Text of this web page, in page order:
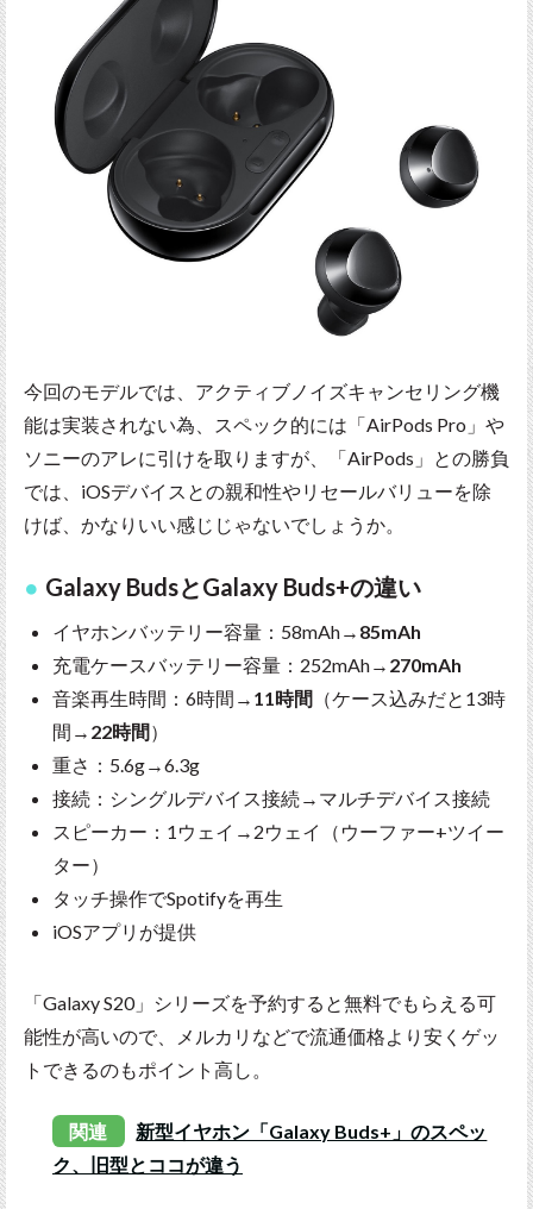
今回のモデルでは、アクティブノイズキャンセリング機
能は実装されない為、スペック的には「AirPods Pro」や
ソニーのアレに引けを取りますが、「AirPods」との勝負
では、iOSデバイスとの親和性やリセールバリューを除
けば、かなりいい感じじゃないでしょうか。
Galaxy BudsとGalaxy Buds+の違い
イヤホンバッテリー容量：58mAh→ 85mAh
充電ケースバッテリー容量：252mAh→ 270mAh
音楽再生時間：6時間→ 11時間
（ケース込みだと13時
間→ 22時間 ）
重さ：5.6g→6.3g
接続：シングルデバイス接続→マルチデバイス接続
スピーカー：1ウェイ→2ウェイ（ウーファー+ツイー
ター）
タッチ操作でSpotifyを再生
iOSアプリが提供
「Galaxy S20」シリーズを予約すると無料でもらえる可
能性が高いので、メルカリなどで流通価格より安くゲッ
トできるのもポイント高し。
関連
新型イヤホン「Galaxy Buds+」のスペッ
ク、旧型とココが違う